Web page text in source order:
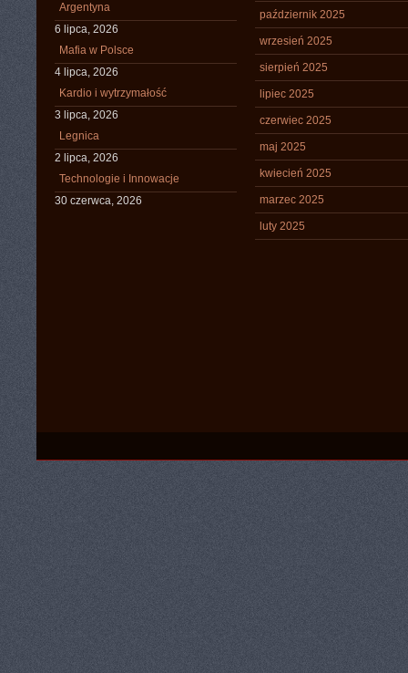
Argentyna
6 lipca, 2026
Mafia w Polsce
4 lipca, 2026
Kardio i wytrzymałość
3 lipca, 2026
Legnica
2 lipca, 2026
Technologie i Innowacje
30 czerwca, 2026
październik 2025
wrzesień 2025
sierpień 2025
lipiec 2025
czerwiec 2025
maj 2025
kwiecień 2025
marzec 2025
luty 2025